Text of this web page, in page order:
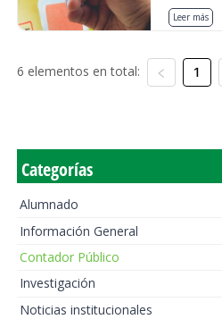
Leer más
6 elementos en total: 1
Categorías
Alumnado
Información General
Contador Público
Investigación
Noticias institucionales